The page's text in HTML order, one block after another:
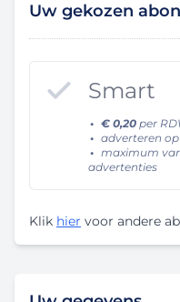
Uw gekozen
Smart
€ 0,20 per
adverteren op
maximum
advertenties
Klik hier voor andere